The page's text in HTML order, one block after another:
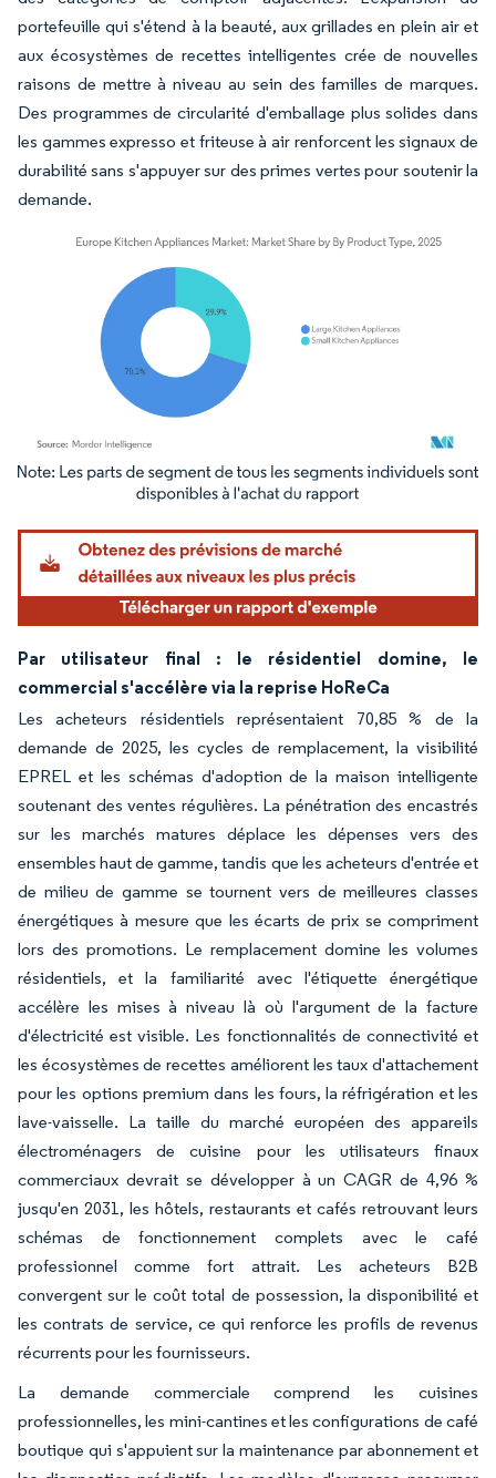
portefeuille qui s'étend à la beauté, aux grillades en plein air et
aux écosystèmes de recettes intelligentes crée de nouvelles
raisons de mettre à niveau au sein des familles de marques.
Des programmes de circularité d'emballage plus solides dans
les gammes expresso et friteuse à air renforcent les signaux de
durabilité sans s'appuyer sur des primes vertes pour soutenir la
demande.
Image © Mordor Intelligence. La réutilisation nécessite une attribution sous CC BY
Par utilisateur final : le résidentiel domine, le
commercial s'accélère via la reprise HoReCa
Les acheteurs résidentiels représentaient 70,85 % de la
demande de 2025, les cycles de remplacement, la visibilité
EPREL et les schémas d'adoption de la maison intelligente
soutenant des ventes régulières. La pénétration des encastrés
sur les marchés matures déplace les dépenses vers des
ensembles haut de gamme, tandis que les acheteurs d'entrée et
de milieu de gamme se tournent vers de meilleures classes
énergétiques à mesure que les écarts de prix se compriment
lors des promotions. Le remplacement domine les volumes
résidentiels, et la familiarité avec l'étiquette énergétique
accélère les mises à niveau là où l'argument de la facture
d'électricité est visible. Les fonctionnalités de connectivité et
les écosystèmes de recettes améliorent les taux d'attachement
pour les options premium dans les fours, la réfrigération et les
lave-vaisselle. La taille du marché européen des appareils
électroménagers de cuisine pour les utilisateurs finaux
commerciaux devrait se développer à un CAGR de 4,96 %
jusqu'en 2031, les hôtels, restaurants et cafés retrouvant leurs
schémas de fonctionnement complets avec le café
professionnel comme fort attrait. Les acheteurs B2B
convergent sur le coût total de possession, la disponibilité et
les contrats de service, ce qui renforce les profils de revenus
récurrents pour les fournisseurs.
La demande commerciale comprend les cuisines
professionnelles, les mini-cantines et les configurations de café
boutique qui s'appuient sur la maintenance par abonnement et